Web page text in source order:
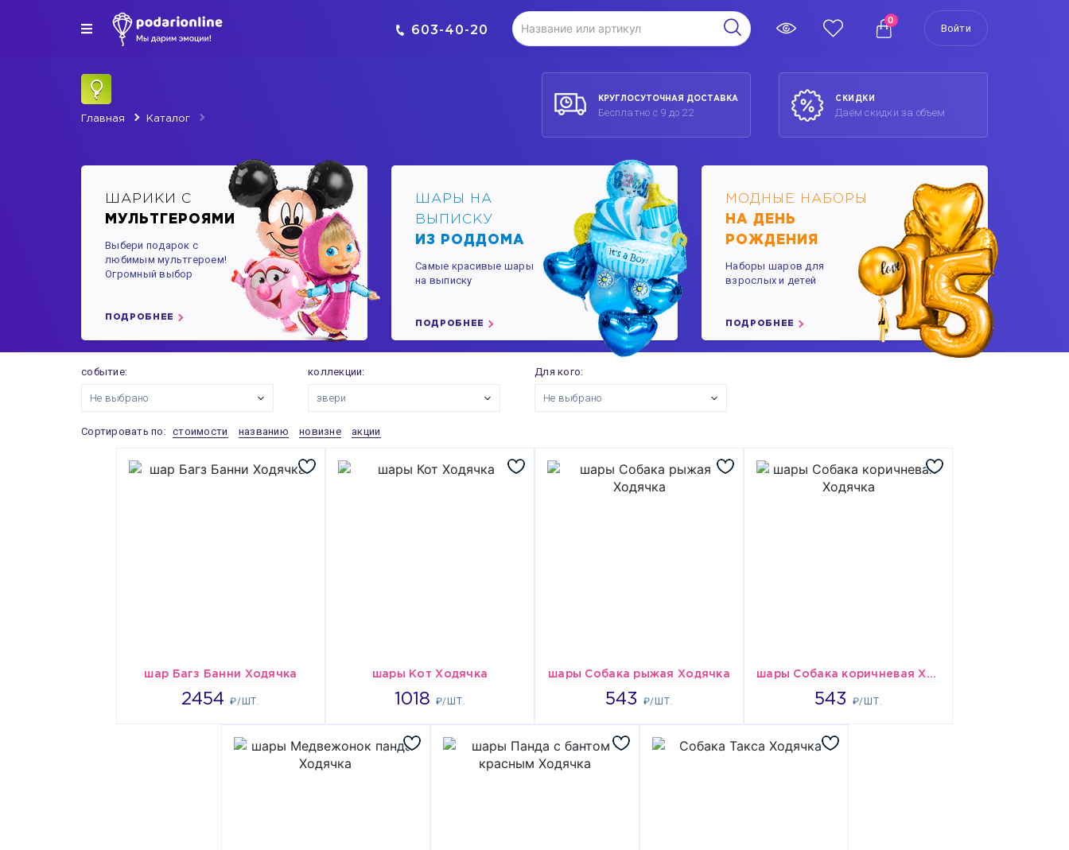
603-40-20
0
Войти
Главная Каталог
КРУГЛОСУТОЧНАЯ ДОСТАВКА
Бесплатно с 9 до 22
СКИДКИ
Даём скидки за объем
ШАРИКИ С
МУЛЬТГЕРОЯМИ
Выбери подарок с
любимым мультгероем!
Огромный выбор
ПОДРОБНЕЕ
ШАРЫ НА
ВЫПИСКУ
ИЗ РОДДОМА
Самые красивые шары
на выписку
ПОДРОБНЕЕ
МОДНЫЕ НАБОРЫ
НА ДЕНЬ
РОЖДЕНИЯ
Наборы шаров для
взрослых и детей
ПОДРОБНЕЕ
событие:
Не выбрано
коллекции:
звери
Для кого:
Не выбрано
Сортировать по: стоимости названию новизне акции
шар Багз Банни Ходячка
2454₽/ШТ.
2454 шары Кот Ходячка
1018 ₽/ШТ.
1018 шары Собака рыжая Ходячка
543 ₽/ШТ.
543 шары Собака коричневая Ходячка
543 ₽/ШТ.
543